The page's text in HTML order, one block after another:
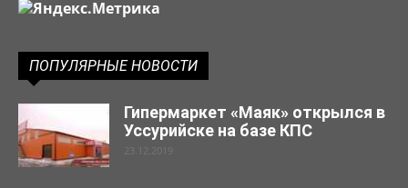
ПОПУЛЯРНЫЕ НОВОСТИ
Гипермаркет «Маяк» открылся в
Уссурийске на базе КПС
23.12.2019